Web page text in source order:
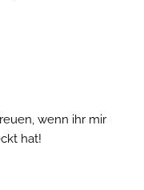
wenn ihr mir
hat!